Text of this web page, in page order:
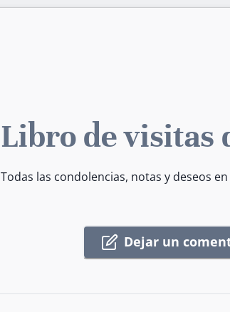
Libro de visitas
Todas las condolencias, notas y deseos
Dejar un